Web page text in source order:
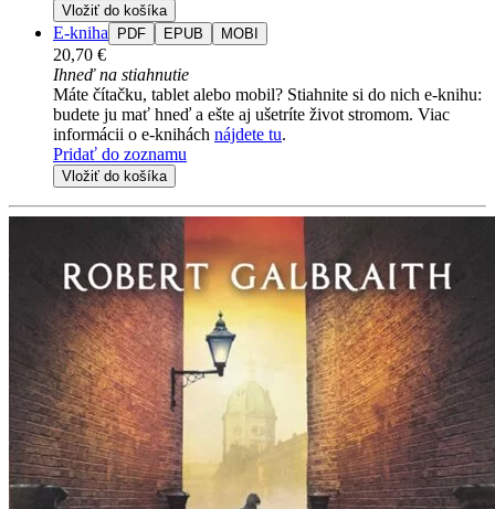
Vložiť do košíka
E-kniha PDF EPUB MOBI
20,70 €
Ihneď na stiahnutie
Máte čítačku, tablet alebo mobil? Stiahnite si do nich e-knihu:
budete ju mať hneď a ešte aj ušetríte život stromom. Viac
informácii o e-knihách nájdete tu.
Pridať do zoznamu
Vložiť do košíka